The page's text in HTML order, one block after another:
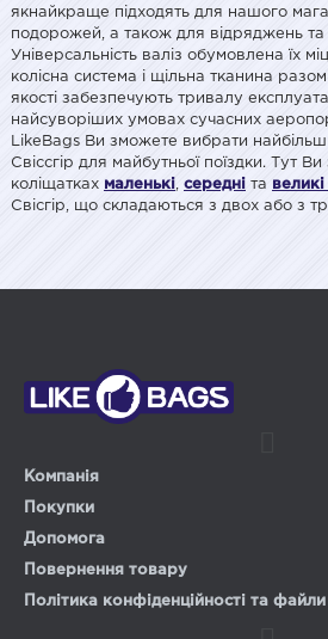
якнайкраще підходять для нашого
подорожей, а також для відряджень та
Універсальність валіз обумовлена їх
колісна система і щільна тканина
якості забезпечують тривалу
найсуворіших умовах сучасних
LikeBags Ви зможете вибрати найбільш
Свіссгір для майбутньої поїздки. Тут
коліщатках маленькі, середні та великі
Свісгір, що складаються з двох або з
Компанія
Покупки
Допомога
Повернення товару
Політика конфіденційності та